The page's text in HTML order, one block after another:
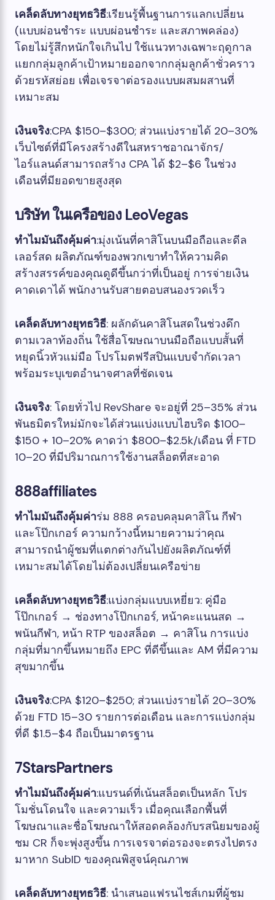
เคล็ดลับทางยุทธวิธี:เรียนรู้พื้นฐานการแลกเปลี่ยน
(แบบผ่อนชำระ แบบผ่อนชำระ และสภาพคล่อง)
โดยไม่รู้สึกหนักใจเกินไป ใช้แนวทางเฉพาะฤดูกาล
แยกกลุ่มลูกค้าเป้าหมายออกจากกลุ่มลูกค้าชั่วคราว
ด้วยรหัสย่อย เพื่อเจรจาต่อรองแบบผสมผสานที่
เหมาะสม
เงินจริง:CPA $150–$300; ​​ส่วนแบ่งรายได้ 20–30%
เว็บไซต์ที่มีโครงสร้างดีในสหราชอาณาจักร/
ไอร์แลนด์สามารถสร้าง CPA ได้ $2–$6 ในช่วง
เดือนที่มียอดขายสูงสุด
บริษัท ในเครือของ LeoVegas
ทำไมมันถึงคุ้มค่า:มุ่งเน้นที่คาสิโนบนมือถือและดีล
เลอร์สด ผลิตภัณฑ์ของพวกเขาทำให้ความคิด
สร้างสรรค์ของคุณดูดีขึ้นกว่าที่เป็นอยู่ การจ่ายเงิน
คาดเดาได้ พนักงานรับสายตอบสนองรวดเร็ว
เคล็ดลับทางยุทธวิธี: ผลักดันคาสิโนสดในช่วงดึก
ตามเวลาท้องถิ่น ใช้สื่อโฆษณาบนมือถือแบบสั้นที่
หยุดนิ้วหัวแม่มือ โปรโมตฟรีสปินแบบจำกัดเวลา
พร้อมระบุเขตอำนาจศาลที่ชัดเจน
เงินจริง: โดยทั่วไป RevShare จะอยู่ที่ 25–35% ส่วน
พันธมิตรใหม่มักจะได้ส่วนแบ่งแบบไฮบริด $100–
$150 + 10–20% คาดว่า $800–$2.5k/เดือน ที่ FTD
10–20 ที่มีปริมาณการใช้งานสล็อตที่สะอาด
888affiliates
ทำไมมันถึงคุ้มค่าร่ม 888 ครอบคลุมคาสิโน กีฬา
และโป๊กเกอร์ ความกว้างนี้หมายความว่าคุณ
สามารถนำผู้ชมที่แตกต่างกันไปยังผลิตภัณฑ์ที่
เหมาะสมได้โดยไม่ต้องเปลี่ยนเครือข่าย
เคล็ดลับทางยุทธวิธี:แบ่งกลุ่มแบบเหยี่ยว: คู่มือ
โป๊กเกอร์ → ช่องทางโป๊กเกอร์, หน้าคะแนนสด →
พนันกีฬา, หน้า RTP ของสล็อต → คาสิโน การแบ่ง
กลุ่มที่มากขึ้นหมายถึง EPC ที่ดีขึ้นและ AM ที่มีความ
สุขมากขึ้น
เงินจริง:CPA $120–$250; ส่วนแบ่งรายได้ 20–30%
ด้วย FTD 15–30 รายการต่อเดือน และการแบ่งกลุ่ม
ที่ดี $1.5–$4 ถือเป็นมาตรฐาน
7StarsPartners
ทำไมมันถึงคุ้มค่า:แบรนด์ที่เน้นสล็อตเป็นหลัก โปร
โมชั่นโดนใจ และความเร็ว เมื่อคุณเลือกพื้นที่
โฆษณาและชื่อโฆษณาให้สอดคล้องกับรสนิยมของผู้
ชม CR ก็จะพุ่งสูงขึ้น การเจรจาต่อรองจะตรงไปตรง
มาหาก SubID ของคุณพิสูจน์คุณภาพ
เคล็ดลับทางยุทธวิธี: นำเสนอแฟรนไชส์เกมที่ผู้ชม